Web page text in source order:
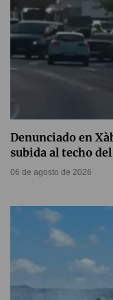
Denunciado en
subida al techo
06 de agosto de 2026